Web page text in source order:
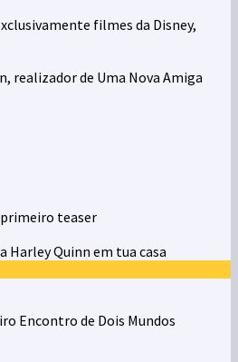
filmes da Disney,
realizador de Uma Nova Amiga
teaser
Harley Quinn em tua casa
Encontro de Dois Mundos